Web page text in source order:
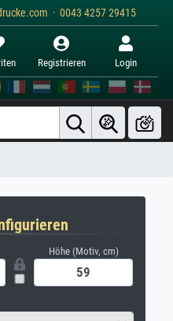
· 0043 4257 29415
Registrieren Login
Höhe (Motiv, cm)